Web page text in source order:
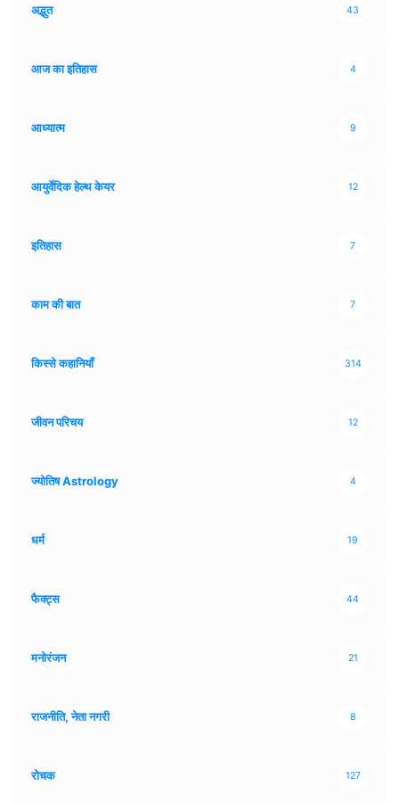
अद्भुत 43
आज का इतिहास 4
आध्यात्म 9
आयुर्वेदिक हेल्थ केयर 12
इतिहास 7
काम की बात 7
किस्से कहानियाँ 314
जीवन परिचय 12
ज्योतिष Astrology 4
धर्म 19
फैक्ट्स 44
मनोरंजन 21
राजनीति, नेता नगरी 8
रोचक 127